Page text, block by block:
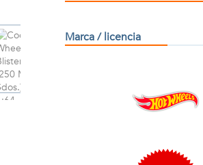
Marca / licencia